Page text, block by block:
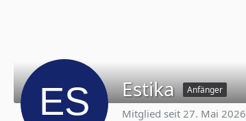
Estika Anfänger
Mitglied seit 27. Mai 2026